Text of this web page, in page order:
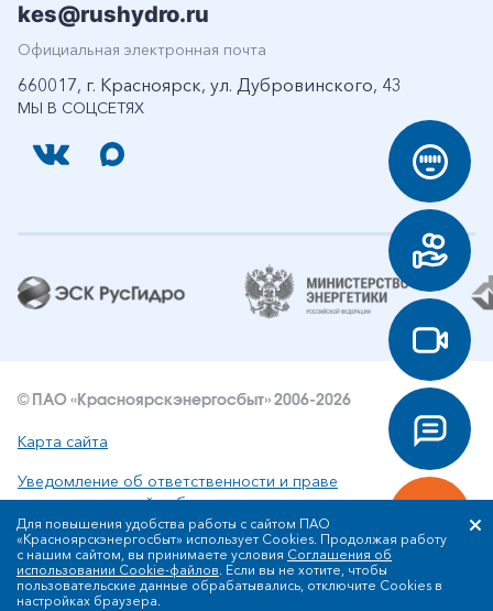
МЫ В СОЦСЕТЯХ
kes@rushydro.ru
Официальная электронная почта
660017, г. Красноярск, ул. Дубровинского, 43
© ПАО «Красноярскэнергосбыт» 2006-2026
Карта сайта
Уведомление об ответственности и праве
интеллектуальной собственности
Политика ПАО «Красноярскэнергосбыт» в отношении
обработки персональных данных
Для повышения удобства работы с сайтом ПАО
«Красноярскэнергосбыт» использует Cookies. Продолжая работу
с нашим сайтом, вы принимаете условия Соглашения об
использовании Cookie-файлов. Если вы не хотите, чтобы
пользовательские данные обрабатывались, отключите Cookies в
настройках браузера.